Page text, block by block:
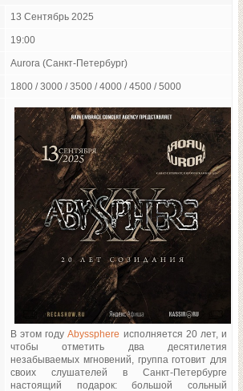
13 Сентябрь 2025
19:00
Aurora (Санкт-Петербург)
1800 / 3000 / 3500 / 4000 / 4500 / 5000
В этом годуAbyssphere исполняется 20 лет, и
чтобы отметить два десятилетия
незабываемых мгновений, группа готовит для
своих слушателей в Санкт-Петербурге
настоящий подарок: большой сольный